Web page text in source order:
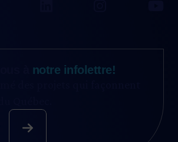
notre infolettre!